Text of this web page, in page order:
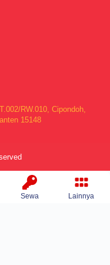
RW.010, Cipondoh,
15148
Sewa Lainnya